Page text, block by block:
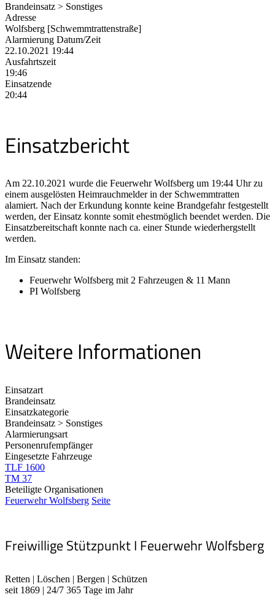
Brandeinsatz > Sonstiges
Adresse
Wolfsberg [Schwemmtrattenstraße]
Alarmierung Datum/Zeit
22.10.2021 19:44
Ausfahrtszeit
19:46
Einsatzende
20:44
Einsatzbericht
Am 22.10.2021 wurde die Feuerwehr Wolfsberg um 19:44 Uhr zu
einem ausgelösten Heimrauchmelder in der Schwemmtratten
alamiert. Nach der Erkundung konnte keine Brandgefahr festgestellt
werden, der Einsatz konnte somit ehestmöglich beendet werden. Die
Einsatzbereitschaft konnte nach ca. einer Stunde wiederhergstellt
werden.
Im Einsatz standen:
Feuerwehr Wolfsberg mit 2 Fahrzeugen & 11 Mann
PI Wolfsberg
Weitere Informationen
Einsatzart
Brandeinsatz
Einsatzkategorie
Brandeinsatz > Sonstiges
Alarmierungsart
Personenrufempfänger
Eingesetzte Fahrzeuge
TLF 1600
TM 37
Beteiligte Organisationen
Feuerwehr Wolfsberg Seite
Freiwillige Stützpunkt I Feuerwehr Wolfsberg
Retten | Löschen | Bergen | Schützen
seit 1869 | 24/7 365 Tage im Jahr